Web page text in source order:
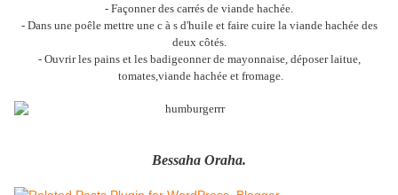
- Façonner des carrés de viande hachée.
- Dans une poêle mettre une c à s d'huile et faire cuire la viande hachée des
deux côtés.
- Ouvrir les pains et les badigeonner de mayonnaise, déposer laitue,
tomates,viande hachée et fromage.
Bessaha Oraha.